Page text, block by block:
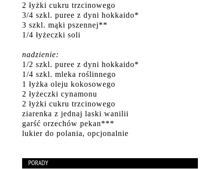
2 łyżki cukru trzcinowego
3/4 szkl. puree z dyni hokkaido*
3 szkl. mąki pszennej**
1/4 łyżeczki soli
nadzienie:
1/2 szkl. puree z dyni hokkaido*
1/4 szkl. mleka roślinnego
1 łyżka oleju kokosowego
2 łyżeczki cynamonu
2 łyżki cukru trzcinowego
ziarenka z jednaj laski wanilii
garść orzechów pekan***
lukier do polania, opcjonalnie